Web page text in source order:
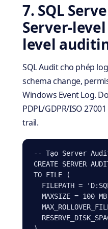
7. SQL
Server-
level
SQL Audit cho phép
schema change,
Windows Event Log.
PDPL/GDPR/ISO
trail.
-- Tạo Server
CREATE SERVER
TO FILE (
FILEPATH =
MAXSIZE = 100